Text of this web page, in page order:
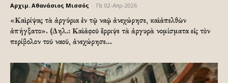
Αρχιμ. Αθανάσιος Μισσός Πε 02-Απρ-2026
«Καὶ ρίψας τὰ ἀργύρια ἐν τῷ ναῷ ἀνεχώρησε, καὶ ἀπελθὼν
ἀπήγξατο». (Δηλ.: Καὶ ἀφοῦ ἔρριψε τὰ ἀργυρὰ νοµίσµατα εἰς τὸν
περίβολον τοῦ ναοῦ, ἀνεχώρησε...